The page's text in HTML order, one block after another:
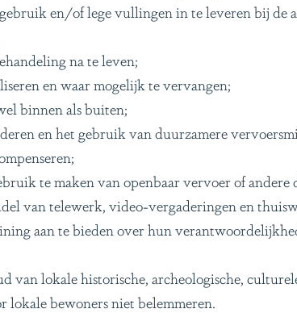
en/of lege vullingen in te leveren bij de
na te leven;
en waar mogelijk te vervangen;
binnen als buiten;
en het gebruik van duurzamere
te maken van openbaar vervoer of
van telewerk, video-vergaderingen en
aan te bieden over hun
van lokale historische, archeologische,
lokale bewoners niet belemmeren.